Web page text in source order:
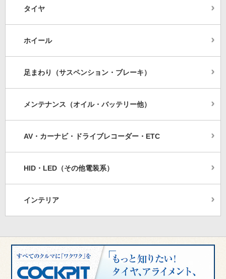
タイヤ
ホイール
足まわり（サスペンション・ブレーキ）
メンテナンス（オイル・バッテリー他）
AV・カーナビ・ドライブレコーダー・ETC
HID・LED（その他電装系）
インテリア